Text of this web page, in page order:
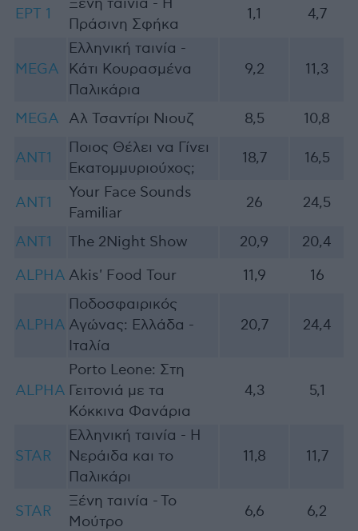
ΕΡΤ 1
Ξένη ταινία - Η
Πράσινη Σφήκα
1,1 4,7
MEGA
Ελληνική ταινία -
Κάτι Κουρασμένα
Παλικάρια
9,2 11,3
MEGA Αλ Τσαντίρι Νιουζ 8,5 10,8
ΑΝΤ1
Ποιος Θέλει να Γίνει
Εκατομμυριούχος;
18,7 16,5
ΑΝΤ1
Your Face Sounds
Familiar
26 24,5
ΑΝΤ1 The 2Night Show 20,9
20,4
ALPHA Akis' Food Tour 11,9 16
ALPHA
Ποδοσφαιρικός
Αγώνας: Ελλάδα -
Ιταλία
20,7 24,4
ALPHA
Porto Leone: Στη
Γειτονιά με τα
Κόκκινα Φανάρια
4,3 5,1
STAR
Ελληνική ταινία - Η
Νεράιδα και το
Παλικάρι
11,8 11,7
STAR
Ξένη ταινία - Το
Μούτρο
6,6 6,2